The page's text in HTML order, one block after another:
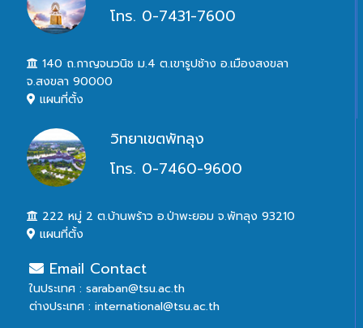
โทร. 0-7431-7600
140 ถ.กาญจนวนิช ม.4 ต.เขารูปช้าง อ.เมืองสงขลา
จ.สงขลา 90000
แผนที่ตั้ง
วิทยาเขตพัทลุง
โทร. 0-7460-9600
222 หมู่ 2 ต.บ้านพร้าว อ.ป่าพะยอม จ.พัทลุง 93210
แผนที่ตั้ง
Email Contact
ในประเทศ : saraban@tsu.ac.th
ต่างประเทศ : international@tsu.ac.th